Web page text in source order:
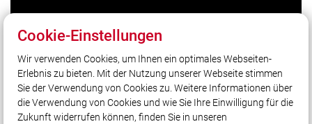
Unser Leitsatz
Gott zur Ehr, dem nächsten zur Wehr, seit 1875!
Cookie-Einstellungen
Wir verwenden Cookies, um Ihnen ein optimales Webseiten-
Erlebnis zu bieten. Mit der Nutzung unserer Webseite stimmen
Sie der Verwendung von Cookies zu. Weitere Informationen über
die Verwendung von Cookies und wie Sie Ihre Einwilligung für die
Zukunft widerrufen können, finden Sie in unseren